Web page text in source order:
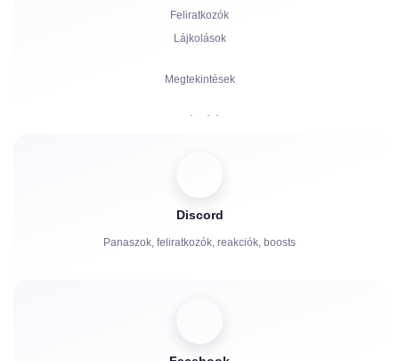
Feliratkozók
Lájkolások
Megtekintések
Discord
Panaszok, feliratkozók, reakciók, boosts